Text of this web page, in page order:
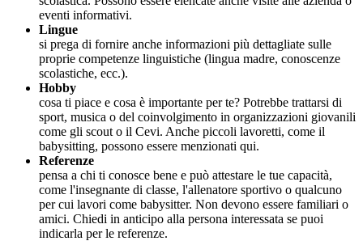
eventi informativi.
Lingue
si prega di fornire anche informazioni più dettagliate sulle
proprie competenze linguistiche (lingua madre, conoscenze
scolastiche, ecc.).
Hobby
cosa ti piace e cosa è importante per te? Potrebbe trattarsi di
sport, musica o del coinvolgimento in organizzazioni giovanili
come gli scout o il Cevi. Anche piccoli lavoretti, come il
babysitting, possono essere menzionati qui.
Referenze
pensa a chi ti conosce bene e può attestare le tue capacità,
come l'insegnante di classe, l'allenatore sportivo o qualcuno
per cui lavori come babysitter. Non devono essere familiari o
amici. Chiedi in anticipo alla persona interessata se puoi
indicarla per le referenze.